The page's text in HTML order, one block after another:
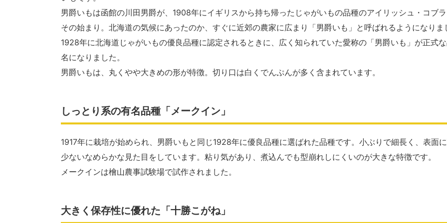
男爵いもは函館の川田男爵が、1908年にイギリスから持ち帰ったじゃがいもの品種のアイリッシュ・コブ
その始まり。北海道の気候にあったのか、すぐに近郊の農家に広まり「男爵いも」と呼ばれるようになりま
1928年に北海道じゃがいもの優良品種に認定されるときに、広く知られていた愛称の「男爵いも」が正式
名になりました。
男爵いもは、丸くやや大きめの形が特徴。切り口は白くでんぷんが多く含まれています。
しっとり系の有名品種「メークイン」
1917年に栽培が始められ、男爵いもと同じ1928年に優良品種に選ばれた品種です。小ぶりで細長く、表面
少ないなめらかな見た目をしています。粘り気があり、煮込んでも型崩れしにくいのが大きな特徴です。
メークインは檜山農事試験場で試作されました。
大きく保存性に優れた「十勝こがね」